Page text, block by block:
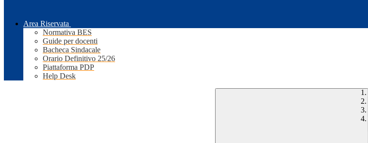
Area Riservata
Normativa BES
Guide per docenti
Bacheca Sindacale
Orario Definitivo 25/26
Piattaforma PDP
Help Desk